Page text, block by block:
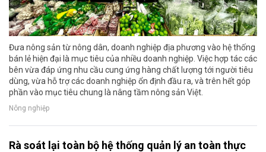
Đưa nông sản từ nông dân, doanh nghiệp địa phương vào hệ thống
bán lẻ hiện đại là mục tiêu của nhiều doanh nghiệp. Việc hợp tác các
bên vừa đáp ứng nhu cầu cung ứng hàng chất lượng tới người tiêu
dùng, vừa hỗ trợ các doanh nghiệp ổn định đầu ra, và trên hết góp
phần vào mục tiêu chung là nâng tầm nông sản Việt.
Nông nghiệp
Rà soát lại toàn bộ hệ thống quản lý an toàn thực